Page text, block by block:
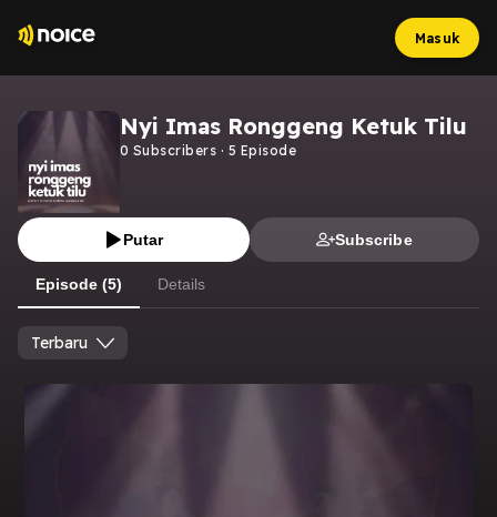
Masuk
Nyi Imas Ronggeng Ketuk Tilu
0 Subscribers · 5 Episode
Putar Subscribe
Episode (5) Details
Terbaru